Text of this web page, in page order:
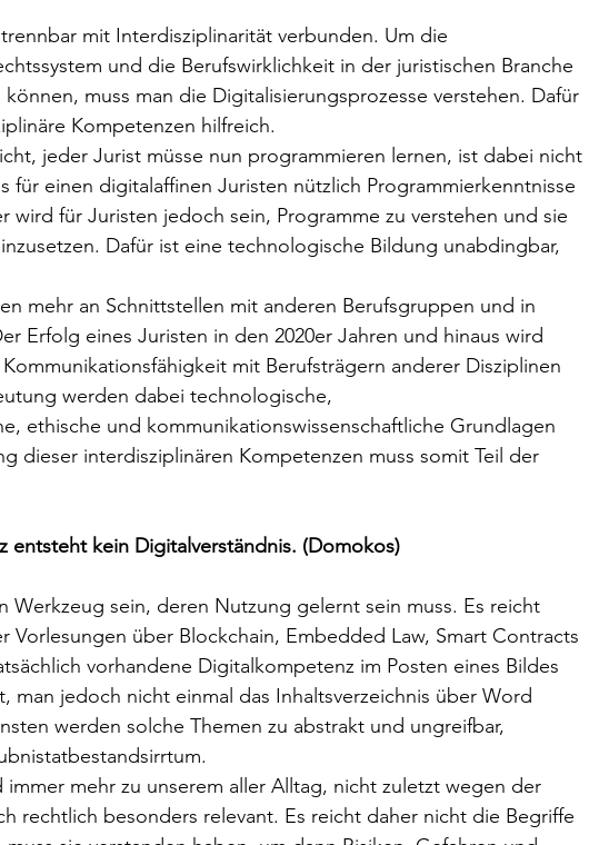
mit Interdisziplinarität verbunden. Um die
und die Berufswirklichkeit in der juristischen Branche
muss man die Digitalisierungsprozesse verstehen. Dafür
Kompetenzen hilfreich.
jeder Jurist müsse nun programmieren lernen, ist dabei nicht
für einen digitalaffinen Juristen nützlich Programmierkenntnisse
wird für Juristen jedoch sein, Programme zu verstehen und sie
Dafür ist eine technologische Bildung unabdingbar,
mehr an Schnittstellen mit anderen Berufsgruppen und in
Erfolg eines Juristen in den 2020er Jahren und hinaus wird
mit Berufsträgern anderer Disziplinen
werden dabei technologische,
ethische und kommunikationswissenschaftliche Grundlagen
dieser interdisziplinären Kompetenzen muss somit Teil der
kein Digitalverständnis. (Domokos)
Werkzeug sein, deren Nutzung gelernt sein muss. Es reicht
Vorlesungen über Blockchain, Embedded Law, Smart Contracts
vorhandene Digitalkompetenz im Posten eines Bildes
man jedoch nicht einmal das Inhaltsverzeichnis über Word
werden solche Themen zu abstrakt und ungreifbar,
mehr zu unserem aller Alltag, nicht zuletzt wegen der
rechtlich besonders relevant. Es reicht daher nicht die Begriffe